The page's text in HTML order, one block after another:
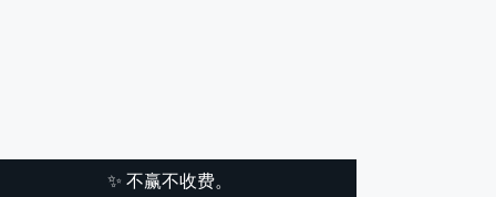
✨ 不赢不收费。